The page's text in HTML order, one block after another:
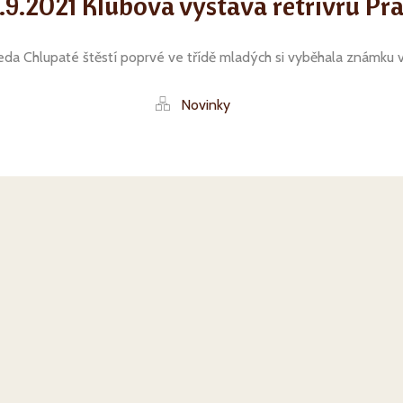
Chlupaté štěstí poprvé ve třídě mladých si vyběhala známku
Novinky